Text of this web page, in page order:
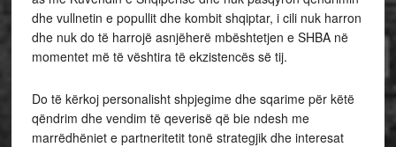
dhe vullnetin e popullit dhe kombit shqiptar, i cili nuk harron
dhe nuk do të harrojë asnjëherë mbështetjen e SHBA në
momentet më të vështira të ekzistencës së tij.
Do të kërkoj personalisht shpjegime dhe sqarime për këtë
qëndrim dhe vendim të qeverisë që bie ndesh me
marrëdhëniet e partneritetit tonë strategjik dhe interesat